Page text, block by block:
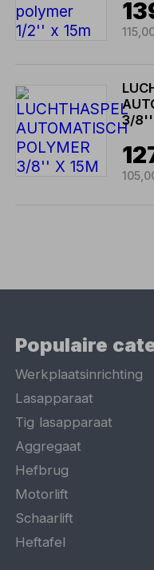
3/8''
Populaire
Werkplaatsinrichting
Lasapparaat
Tig lasapparaat
Aggregaat
Hefbrug
Motorlift
Schaarlift
Heftafel